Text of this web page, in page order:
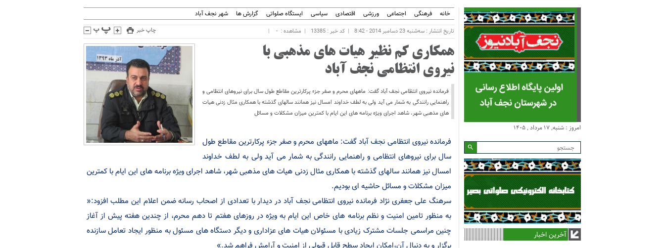
خانه فرهنگی اجتماعی ورزشی اقتصادی سیاسی ایستگاه صلواتی گزارش ها شهر نجف آباد
تاریخ انتشار : سه‌شنبه 23 دسامبر 2014 - 8:42 کد خبر : 13385 مشاهده : - چاپ خبر
همکاری کم نظیر هیات های مذهبی با
نیروی انتظامی نجف آباد
فرمانده نیروی انتظامی نجف آباد گفت: ماههای محرم و صفر جزء پرکارترین مقاطع طول سال برای نیروهای انتظامی و
راهنمایی رانندگی به شمار می آید ولی به لطف خداوند امسال نیز همانند سالهای گذشته با همکاری مثال زدنی هیات
های مذهبی شهر، شاهد اجرای ویژه برنامه های این ایام با کمترین میزان مشکلات و مسائل
فرمانده نیروی انتظامی نجف آباد گفت: ماههای محرم و صفر جزء پرکارترین مقاطع طول
سال برای نیروهای انتظامی و راهنمایی رانندگی به شمار می آید ولی به لطف خداوند
امسال نیز همانند سالهای گذشته با همکاری مثال زدنی هیات های مذهبی شهر، شاهد اجرای ویژه برنامه های این ایام با کمترین
میزان مشکلات و مسائل حاشیه ای بودیم.
سرهنگ علی جعفری نژاد فرمانده نیروی انتظامی نجف آباد در دیدار با تعدادی از اصحاب رسانه ضمن اعلام این مطلب افزود:«
به منظور تامین امنیت و نظم برنامه های خاص این ایام به ویژه در روزهای هفتم تا دهم محرم، از چندین هفته پیش از آغاز
چنین مراسمی جلسات مشترک زیادی با مسئولان هیات های عزاداری و دیگر دستگاه های مسئول به منظور ایجاد تعامل سازنده
برگزار و به دنبال آن،امکان ایجاد سطح قابل قبولی از امنیت و آرامش فراهم شد.»
امروز : شنبه, ۱۷ مرداد , ۱۴۰۵
آخرین اخبار